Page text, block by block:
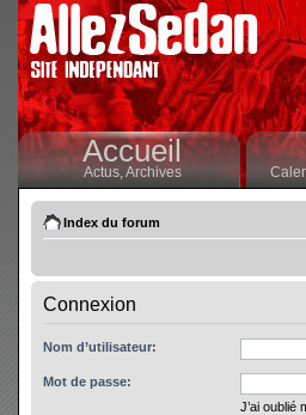
Accueil
Actus,Archives
Index du forum
Connexion
Nom d’utilisateur:
Mot de passe:
J’ai oublié